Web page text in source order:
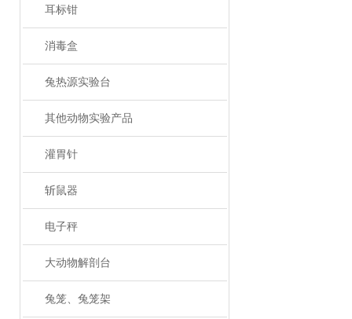
耳标钳
消毒盒
兔热源实验台
其他动物实验产品
灌胃针
斩鼠器
电子秤
大动物解剖台
兔笼、兔笼架